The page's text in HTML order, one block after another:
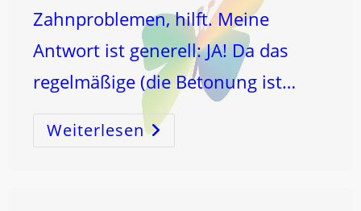
Zahnproblemen, hilft. Meine
Antwort ist generell: JA! Da das
regelmäßige (die Betonung ist…
WeiterlesenZAHN-
Gesundheit
Durch